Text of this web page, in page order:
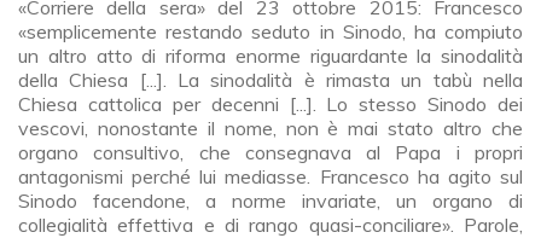
«Corriere della sera» del 23 ottobre 2015: Francesco
«semplicemente restando seduto in Sinodo, ha compiuto
un altro atto di riforma enorme riguardante la sinodalità
della Chiesa [...]. La sinodalità è rimasta un tabù nella
Chiesa cattolica per decenni [...]. Lo stesso Sinodo dei
vescovi, nonostante il nome, non è mai stato altro che
organo consultivo, che consegnava al Papa i propri
antagonismi perché lui mediasse. Francesco ha agito sul
Sinodo facendone, a norme invariate, un organo di
collegialità effettiva e di rango quasi-conciliare». Parole,